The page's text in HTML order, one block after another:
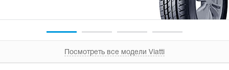
Посмотреть все модели Viatti